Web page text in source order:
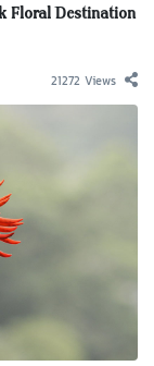
Floral Destination
21272 Views